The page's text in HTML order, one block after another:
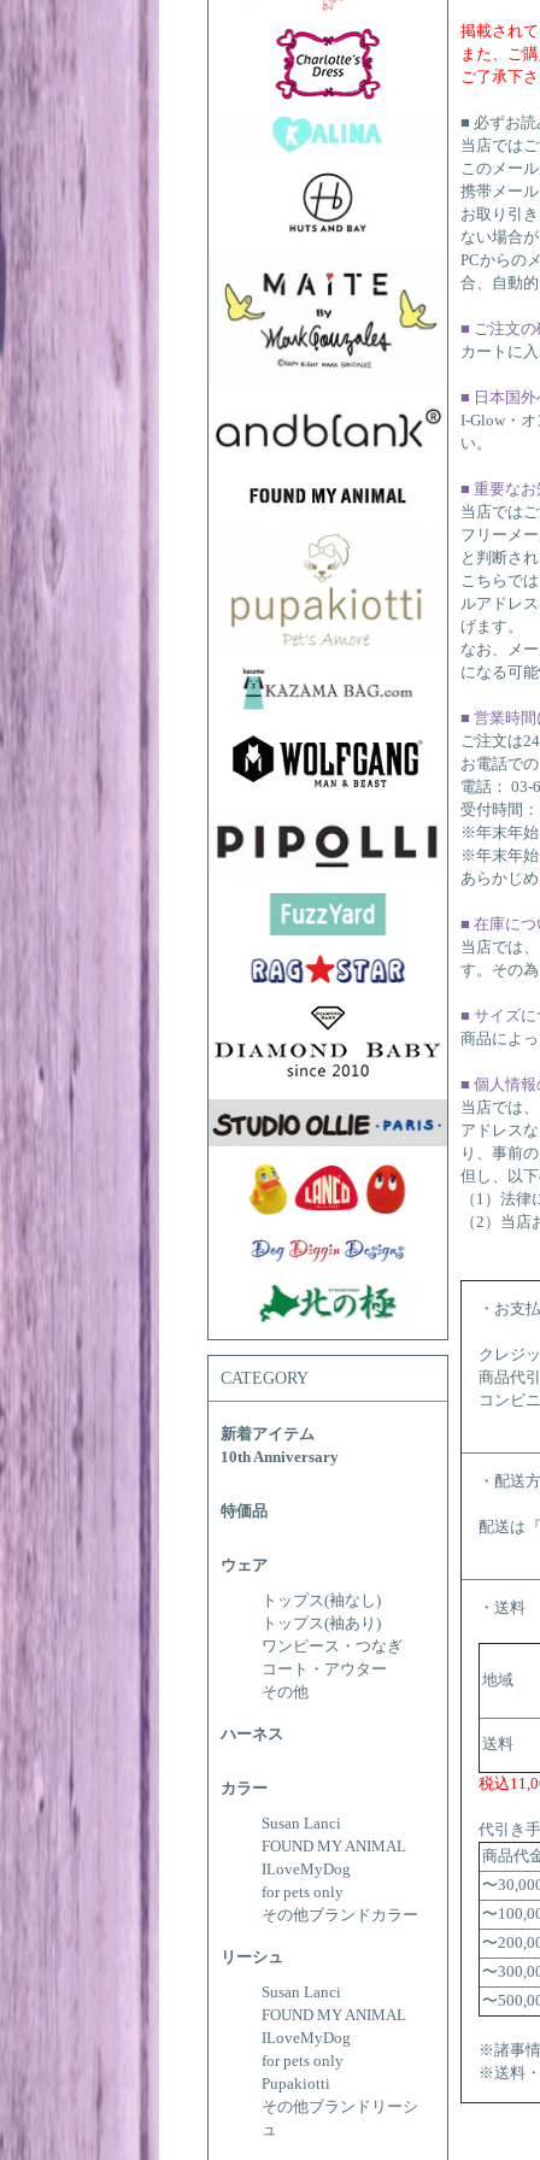
CATEGORY
新着アイテム
10th Anniversary
特価品
ウェア
トップス(袖なし)
トップス(袖あり)
ワンピース・つなぎ
コート・アウター
その他
ハーネス
カラー
Susan Lanci
FOUND MY ANIMAL
ILoveMyDog
for pets only
その他ブランドカラー
リーシュ
Susan Lanci
FOUND MY ANIMAL
ILoveMyDog
for pets only
Pupakiotti
その他ブランドリーシ
ュ
掲載され
また、ご
ご了承下
■ 必ずお
当店では
このメー
携帯メー
お取り引
ない場合
PCからの
合、自動
■ ご注文
カートに
■ 日本国
I-Glow・
い。
■ 重要な
当店では
フリーメ
と判断さ
こちらで
ルアドレ
げます。
なお、メ
になる可
■ 営業時
ご注文は
お電話で
電話： 03-
受付時間
※年末年始
※年末年始
あらかじ
■ 在庫につ
当店では
す。その
■ サイズに
商品によ
■ 個人情
当店では
アドレス
り、事前
但し、以
（1）法
（2）当
・お支
クレジ
商品代
コンビ
・配送
配送は
・送料
地域
送料
税込
代引き
商品代
〜
〜
〜
〜
〜
※諸事
※送料